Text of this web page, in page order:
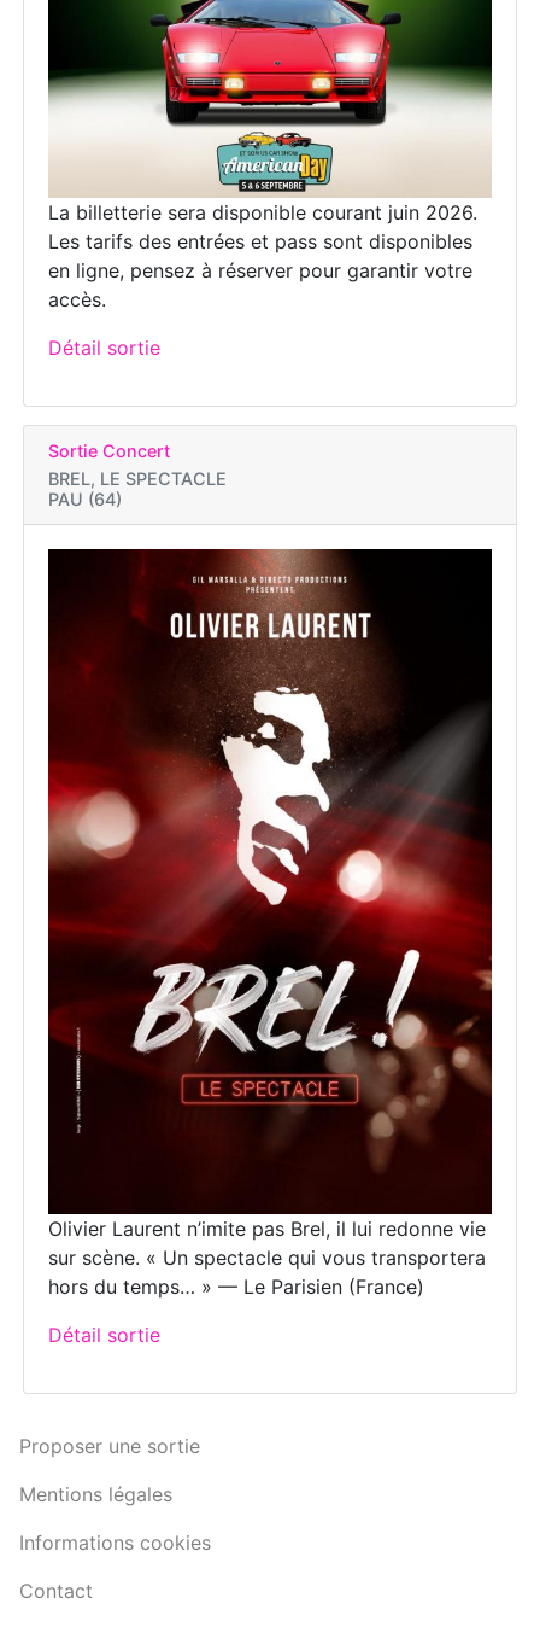
La billetterie sera disponible courant juin 2026.
Les tarifs des entrées et pass sont disponibles
en ligne, pensez à réserver pour garantir votre
accès.
Détail sortie
Sortie Concert
BREL, LE SPECTACLE
PAU (64)
Olivier Laurent n’imite pas Brel, il lui redonne vie
sur scène. « Un spectacle qui vous transportera
hors du temps… » — Le Parisien (France)
Détail sortie
Proposer une sortie
Mentions légales
Informations cookies
Contact